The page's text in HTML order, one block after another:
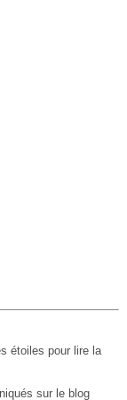
étoiles pour lire la
sur le blog